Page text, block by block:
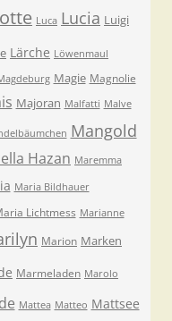
Luca Lucia Luigi
Lärche Löwenmaul
Magie Magnolie
Majoran Malfatti Malve
Mangold
Hazan Maremma
Maria Bildhauer
Lichtmess Marianne
Marion Marken
Marmeladen Marolo
Mattea Matteo Mattsee